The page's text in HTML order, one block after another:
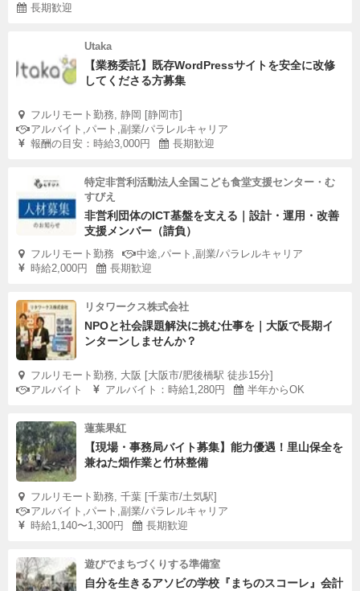
長期歓迎
Utaka
【業務委託】既存WordPressサイトを安全に改修
してくださる方募集
フルリモート勤務, 静岡 [静岡市]
アルバイト,パート,副業/パラレルキャリア
報酬の目安：時給3,000円
長期歓迎
特定非営利活動法人全国こども食堂支援センター・む
すびえ
非営利団体のICT基盤を支える｜設計・運用・改善
支援メンバー（請負）
フルリモート勤務
中途,パート,副業/パラレルキャリア
時給2,000円
長期歓迎
リタワークス株式会社
NPOと社会課題解決に挑む仕事を｜大阪で長期イ
ンターンしませんか？
フルリモート勤務, 大阪 [大阪市/肥後橋駅 徒歩15分]
アルバイト
アルバイト：時給1,280円 半年からOK
蓮葉果紅
【現場・事務局バイト募集】能力優遇！里山保全を
兼ねた畑作業と竹林整備
フルリモート勤務, 千葉 [千葉市/土気駅]
アルバイト,パート,副業/パラレルキャリア
時給1,140〜1,300円
長期歓迎
遊びでまちづくりする準備室
自分を生きるアソビの学校『まちのスコーレ』会計